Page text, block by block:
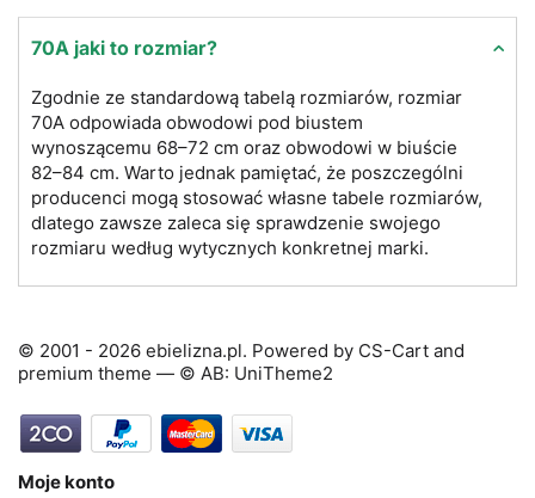
70A jaki to rozmiar?
Zgodnie ze standardową tabelą rozmiarów, rozmiar
70A odpowiada obwodowi pod biustem
wynoszącemu 68–72 cm oraz obwodowi w biuście
82–84 cm. Warto jednak pamiętać, że poszczególni
producenci mogą stosować własne tabele rozmiarów,
dlatego zawsze zaleca się sprawdzenie swojego
rozmiaru według wytycznych konkretnej marki.
© 2001 - 2026 ebielizna.pl. Powered by CS-Cart and
premium theme — © AB: UniTheme2
Moje konto